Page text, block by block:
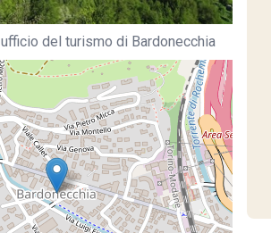
ufficio del turismo di Bardonecchia